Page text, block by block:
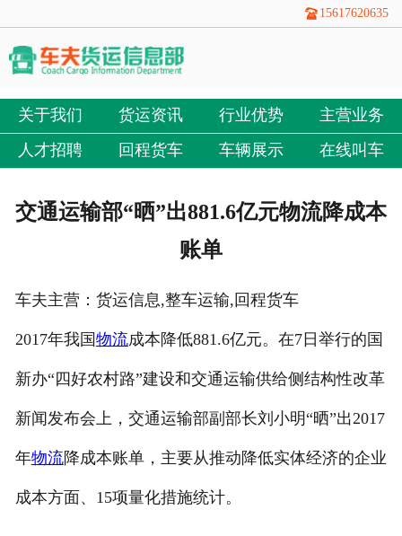
15617620635
关于我们 货运资讯 行业优势
主营业务
人才招聘
回程货车 车辆展示 在线叫车
交通运输部“晒”出881.6亿元物流降成本
账单
车夫主营：货运信息,整车运输,回程货车
2017年我国物流成本降低881.6亿元。在7日举行的国
新办“四好农村路”建设和交通运输供给侧结构性改革
新闻发布会上，交通运输部副部长刘小明“晒”出2017
年物流降成本账单，主要从推动降低实体经济的企业
成本方面、15项量化措施统计。